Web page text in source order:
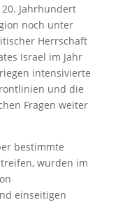
Jahrhundert
noch unter
Herrschaft
Israel im Jahr
intensivierte
und die
Fragen weiter
bestimmte
wurden im
einseitigen